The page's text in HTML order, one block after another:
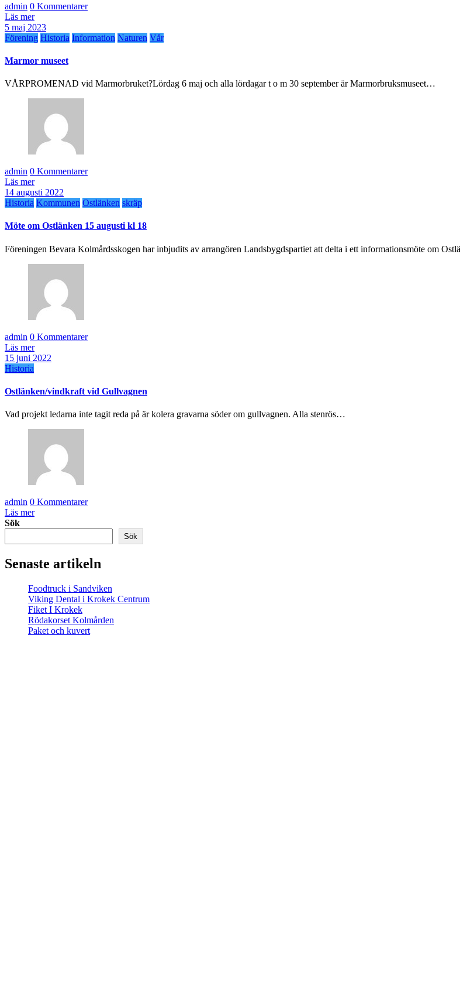
admin 0 Kommentarer
Läs mer
5 maj 2023
Förening Historia Information Naturen Vår
Marmor museet
VÅRPROMENAD vid Marmorbruket?Lördag 6 maj och alla lördagar t o m 30 september är Marmorbruksmuseet…
admin 0 Kommentarer
Läs mer
14 augusti 2022
Historia Kommunen Ostlänken skräp
Möte om Ostlänken 15 augusti kl 18
Föreningen Bevara Kolmårdsskogen har inbjudits av arrangören Landsbygdspartiet att delta i ett informationsmöte om
admin 0 Kommentarer
Läs mer
15 juni 2022
Historia
Ostlänken/vindkraft vid Gullvagnen
Vad projekt ledarna inte tagit reda på är kolera gravarna söder om gullvagnen. Alla stenrös…
admin 0 Kommentarer
Läs mer
Sök
Sök
Senaste artikeln
Foodtruck i Sandviken
Viking Dental i Krokek Centrum
Fiket I Krokek
Rödakorset Kolmården
Paket och kuvert